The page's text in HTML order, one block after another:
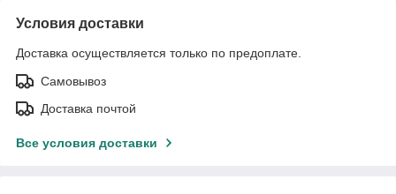
Условия доставки
Доставка осуществляется только по предоплате.
Самовывоз
Доставка почтой
Все условия доставки